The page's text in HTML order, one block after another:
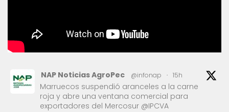
NAP Noticias AgroPec @infonap · 15h
Marruecos suspendió aranceles a la carne
roja y abre una ventana comercial para
exportadores del Mercosur @IPCVA